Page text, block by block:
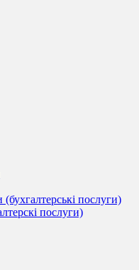
послуги)
послуги)